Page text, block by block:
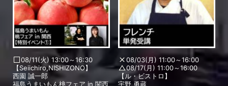
08/11(火) 13:00～16:30
【Seiichiro,NISHIZONO】
西園 誠一郎
福島うまいもん桃フェア in 関西
08/03(月) 11:00～16:00
08/17(月) 11:00～16:00
【ル・ビストロ】
宇野 勇蔵